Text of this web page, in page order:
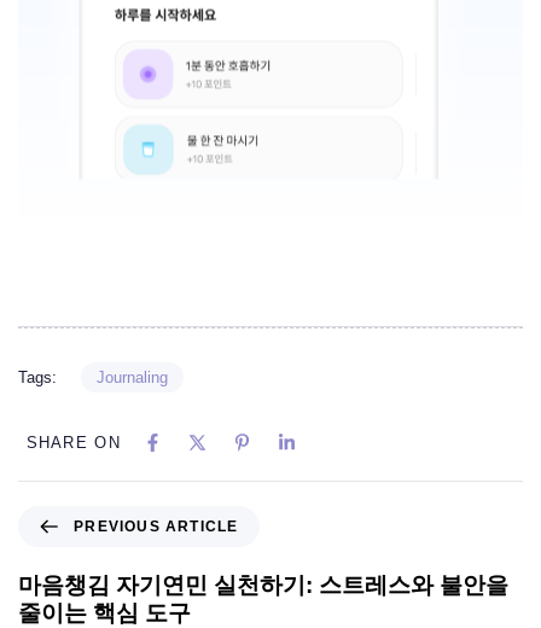
Tags: Journaling
SHARE ON
PREVIOUS ARTICLE
마음챙김 자기연민 실천하기: 스트레스와 불안을
줄이는 핵심 도구